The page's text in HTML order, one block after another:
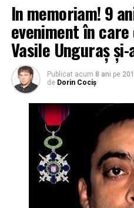
In memoriam! 9
eveniment în
Vasile Unguraș
Publicat acum 8 ani pe
de Dorin Cociș